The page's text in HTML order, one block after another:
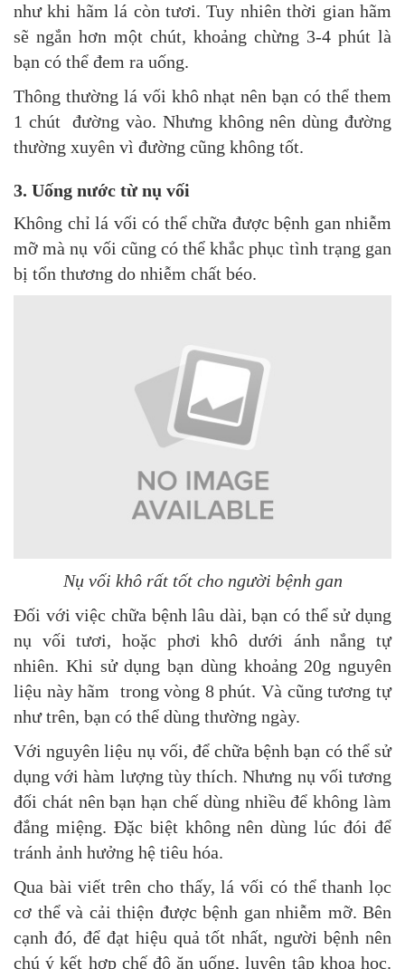
như khi hãm lá còn tươi. Tuy nhiên thời gian hãm
sẽ ngắn hơn một chút, khoảng chừng 3-4 phút là
bạn có thể đem ra uống.
Thông thường lá vối khô nhạt nên bạn có thể them
1 chút đường vào. Nhưng không nên dùng đường
thường xuyên vì đường cũng không tốt.
3. Uống nước từ nụ vối
Không chỉ lá vối có thể chữa được bệnh gan nhiễm
mỡ mà nụ vối cũng có thể khắc phục tình trạng gan
bị tổn thương do nhiễm chất béo.
Nụ vối khô rất tốt cho người bệnh gan
Đối với việc chữa bệnh lâu dài, bạn có thể sử dụng
nụ vối tươi, hoặc phơi khô dưới ánh nắng tự
nhiên. Khi sử dụng bạn dùng khoảng 20g nguyên
liệu này hãm trong vòng 8 phút. Và cũng tương tự
như trên, bạn có thể dùng thường ngày.
Với nguyên liệu nụ vối, để chữa bệnh bạn có thể sử
dụng với hàm lượng tùy thích. Nhưng nụ vối tương
đối chát nên bạn hạn chế dùng nhiều để không làm
đắng miệng. Đặc biệt không nên dùng lúc đói để
tránh ảnh hưởng hệ tiêu hóa.
Qua bài viết trên cho thấy, lá vối có thể thanh lọc
cơ thể và cải thiện được bệnh gan nhiễm mỡ. Bên
cạnh đó, để đạt hiệu quả tốt nhất, người bệnh nên
chú ý kết hợp chế độ ăn uống, luyện tập khoa học.